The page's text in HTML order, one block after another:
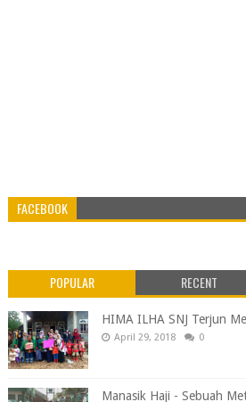
FACEBOOK
POPULAR RECENT
HIMA ILHA SNJ Terjun
April 29, 2018 0
Manasik Haji - Sebuah